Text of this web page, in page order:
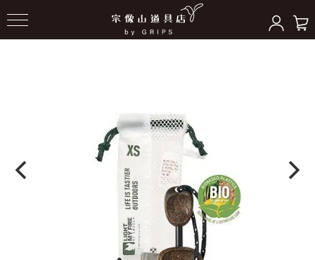
トーチ/燃料/容器